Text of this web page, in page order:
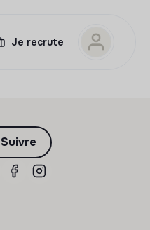
Je recrute
Suivre